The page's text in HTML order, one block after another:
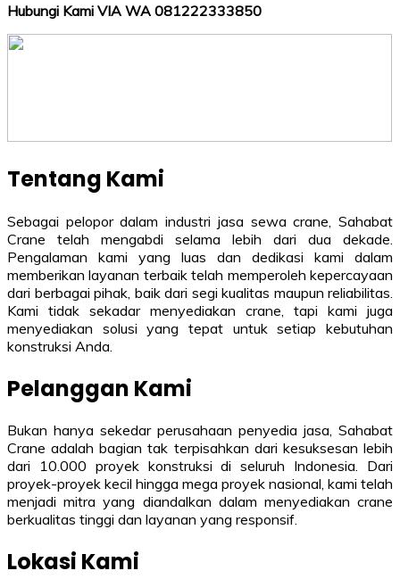
Hubungi Kami VIA WA 081222333850
Tentang Kami
Sebagai pelopor dalam industri jasa sewa crane, Sahabat
Crane telah mengabdi selama lebih dari dua dekade.
Pengalaman kami yang luas dan dedikasi kami dalam
memberikan layanan terbaik telah memperoleh kepercayaan
dari berbagai pihak, baik dari segi kualitas maupun reliabilitas.
Kami tidak sekadar menyediakan crane, tapi kami juga
menyediakan solusi yang tepat untuk setiap kebutuhan
konstruksi Anda.
Pelanggan Kami
Bukan hanya sekedar perusahaan penyedia jasa, Sahabat
Crane adalah bagian tak terpisahkan dari kesuksesan lebih
dari 10.000 proyek konstruksi di seluruh Indonesia. Dari
proyek-proyek kecil hingga mega proyek nasional, kami telah
menjadi mitra yang diandalkan dalam menyediakan crane
berkualitas tinggi dan layanan yang responsif.
Lokasi Kami